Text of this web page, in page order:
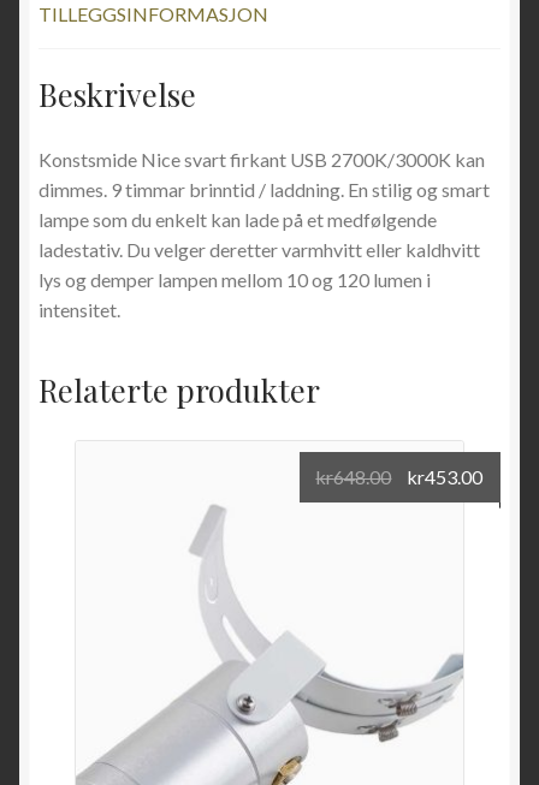
TILLEGGSINFORMASJON
Beskrivelse
Konstsmide Nice svart firkant USB 2700K/3000K kan
dimmes. 9 timmar brinntid / laddning. En stilig og smart
lampe som du enkelt kan lade på et medfølgende
ladestativ. Du velger deretter varmhvitt eller kaldhvitt
lys og demper lampen mellom 10 og 120 lumen i
intensitet.
Relaterte produkter
kr648.00 kr453.00